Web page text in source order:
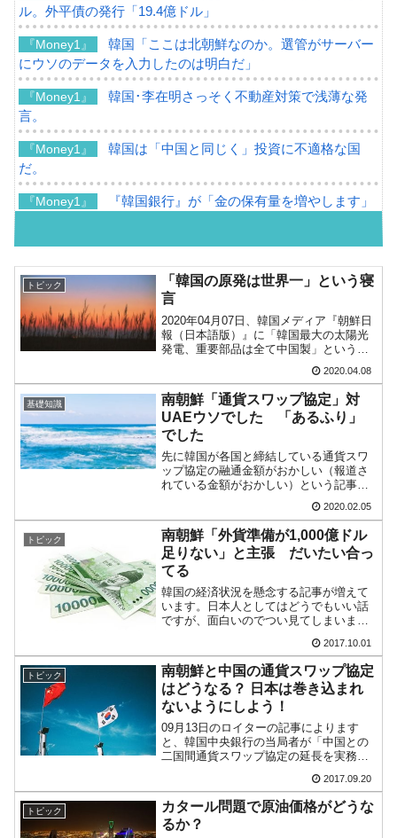
ル。外平債の発行「19.4億ドル」
『Money1』
韓国「ここは北朝鮮なのか。選管がサーバー
にウソのデータを入力したのは明白だ」
『Money1』
韓国･李在明さっそく不動産対策で浅薄な発
言。
『Money1』
韓国は「中国と同じく」投資に不適格な国
だ。
『Money1』
『韓国銀行』が「金の保有量を増やします」
まで拡大 ⇒ 海外資金の動きに強く左右される状態
『Money1』
韓国･帰ってきた李在明。李在明を支持しな
い「50.5％」に上昇
韓国大統領府ボンクラ政策室長が告発された
⇒ 国家が行った恐るべき株価操作であり、空前の国政壟断
『Money1』
韓国･警察職員が「丸刈りになって抗議活
動」
『Money1』
中国だけが鉄鋼輸出を異常増加させる ⇒ 中
国の過剰生産が世界を蝕む。
韓国製造業「半導体絶好調」のウラで他業種
は全般的「不調」⇒ PSIが示す現況は決して良くない。
『Money1』
【米韓激突案件】韓国消費者院が『クーパ
ン』1人当たり賠償10万ウォンを認定 ⇒ 総額3兆7,000億
『Money1』 韓国で猛暑。南東部では干ばつ
『Money1』
韓国型イージス搭載の次世代駆逐艦
「KDDX」1番艦、2032年竣工と公示
『Money1』
【対日本円】ウォン安が急進！ 日米の協調に
韓国がいっちょがみしたのでは。
『Money1』
韓国政府『BYD』車への補助金を全廃 ⇒ 実
は韓国で『BYD』車は売れている。6カ月で対前年同期比1.9
倍！
『Money1』
在韓米国大使スティールが着韓！⇒ さっそく
トピック
「韓国の原発は世界一」という寝
言
2020年04月07日、韓国メディア『朝鮮日
報（日本語版）』に「韓国最大の太陽光
発電、重要部品は全て中国製」という記
発電所『ソラシド太陽光団地』（出力98
メガワット）に設置された太陽電池セル
は全て中国製だ...
2020.04.08
基礎知識
南朝鮮「通貨スワップ協定」対
UAEウソでした 「あるふり」
でした
先に韓国が各国と締結している通貨スワ
ップ協定の融通金額がおかしい（報道さ
れている金額がおかしい）という記事を
上げました。この機会に、ずっと「ヘン
だなぁ」と疑問だった件を取り上げてお
きます。他でもないUAE（アラブ首長国
連邦）と韓国との通貨ス...
2020.02.05
トピック
南朝鮮「外貨準備が1,000億ドル
足りない」と主張 だいたい合っ
てる
韓国の経済状況を懸念する記事が増えて
います。日本人としてはどうでもいい話
ですが、面白いのでつい見てしまいます
危機の際には外貨準備高3,848億ドルでは
安心できない」という記事が出ていま
す。南朝鮮の外貨...
2017.10.01
トピック
南朝鮮と中国の通貨スワップ協定
はどうなる？ 日本は巻き込まれ
ないようにしよう！
09月13日のロイターの記事によります
と、韓国中央銀行の当局者が「中国との
二国間通貨スワップ協定の延長を実務者
ています。中国と韓国が締結している通
貨スワップ協定は約560億ドル規模で10
月10日に期限を迎...
2017.09.20
トピック
カタール問題で原油価格がどうな
るか？